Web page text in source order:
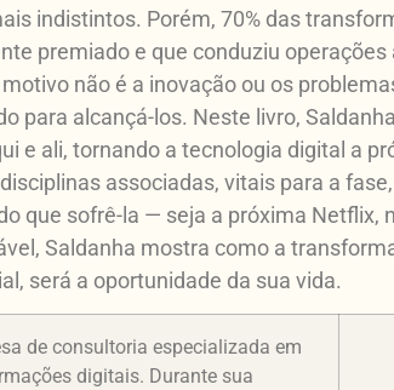
indistintos. Porém, 70% das
premiado e que conduziu
não é a inovação ou os
para alcançá-los. Neste livro,
e ali, tornando a tecnologia digital a
associadas, vitais para a
que sofrê-la — seja a próxima
Saldanha mostra como a
será a oportunidade da sua vida.
de consultoria especializada em
digitais. Durante sua